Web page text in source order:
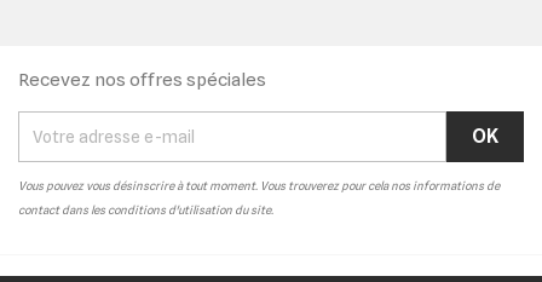
Recevez nos offres spéciales
Vous pouvez vous désinscrire à tout moment. Vous trouverez pour cela nos informations de
contact dans les conditions d'utilisation du site.